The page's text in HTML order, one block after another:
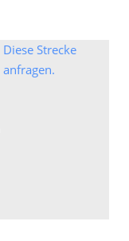
Diese Strecke
anfragen.